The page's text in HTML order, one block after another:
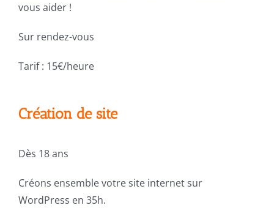
vous aider !
Sur rendez-vous
Tarif : 15€/heure
Création de site
Dès 18 ans
Créons ensemble votre site internet sur
WordPress en 35h.